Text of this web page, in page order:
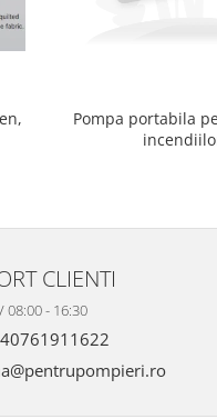
Pompa portabila
CLIENTI
08:00 - 16:30